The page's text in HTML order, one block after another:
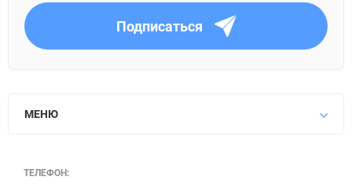
Подписаться
МЕНЮ
ТЕЛЕФОН: